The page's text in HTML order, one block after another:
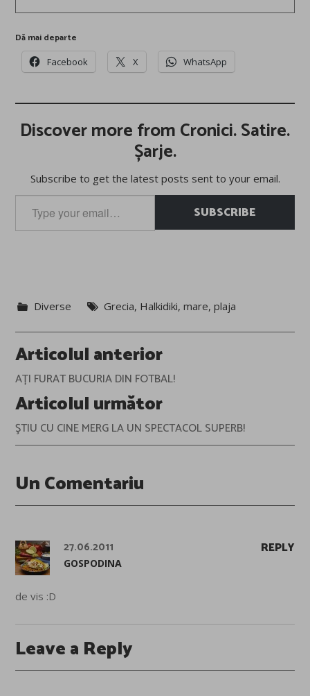
Dă mai departe
Facebook X WhatsApp
Discover more from Cronici. Satire.
Șarje.
Subscribe to get the latest posts sent to your email.
your
email…
SUBSCRIBE
Diverse Grecia, Halkidiki,mare,plaja
Post
navigation
Articolul anterior
AȚI FURAT BUCURIA DIN FOTBAL!
Articolul următor
ŞTIU CU CINE MERG LA UN SPECTACOL SUPERB!
Un Comentariu
REPLY
27.06.2011
GOSPODINA
de vis :D
Leave a Reply